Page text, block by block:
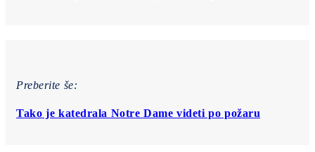
Preberite še:
Tako je katedrala Notre Dame videti po požaru